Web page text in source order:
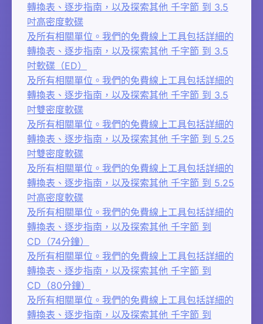
轉換表、逐步指南，以及探索其他 千字節 到 3.5
吋高密度軟碟
及所有相關單位。我們的免費線上工具包括詳細的
轉換表、逐步指南，以及探索其他 千字節 到 3.5
吋軟碟（ED）
及所有相關單位。我們的免費線上工具包括詳細的
轉換表、逐步指南，以及探索其他 千字節 到 3.5
吋雙密度軟碟
及所有相關單位。我們的免費線上工具包括詳細的
轉換表、逐步指南，以及探索其他 千字節 到 5.25
吋雙密度軟碟
及所有相關單位。我們的免費線上工具包括詳細的
轉換表、逐步指南，以及探索其他 千字節 到 5.25
吋高密度軟碟
及所有相關單位。我們的免費線上工具包括詳細的
轉換表、逐步指南，以及探索其他 千字節 到
CD（74分鐘）
及所有相關單位。我們的免費線上工具包括詳細的
轉換表、逐步指南，以及探索其他 千字節 到
CD（80分鐘）
及所有相關單位。我們的免費線上工具包括詳細的
轉換表、逐步指南，以及探索其他 千字節 到